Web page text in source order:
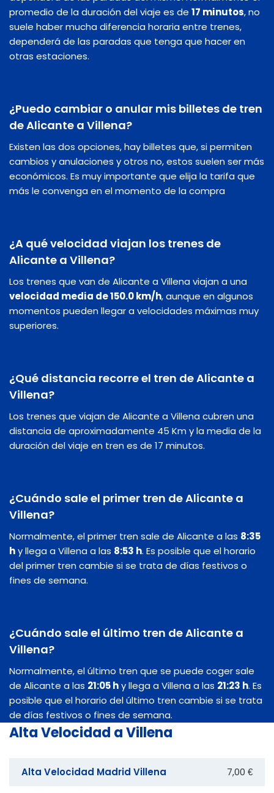
promedio de la duración del viaje es de 17 minutos, no
suele haber mucha diferencia horaria entre trenes,
dependerá de las paradas que tenga que hacer en
otras estaciones.
¿Puedo cambiar o anular mis billetes de tren
de Alicante a Villena?
Existen las dos opciones, hay billetes que, si permiten
cambios y anulaciones y otros no, estos suelen ser más
económicos. Es muy importante que elija la tarifa que
más le convenga en el momento de la compra
¿A qué velocidad viajan los trenes de
Alicante a Villena?
Los trenes que van de Alicante a Villena viajan a una
velocidad media de 150.0 km/h, aunque en algunos
momentos pueden llegar a velocidades máximas muy
superiores.
¿Qué distancia recorre el tren de Alicante a
Villena?
Los trenes que viajan de Alicante a Villena cubren una
distancia de aproximadamente 45 Km y la media de la
duración del viaje en tren es de 17 minutos.
¿Cuándo sale el primer tren de Alicante a
Villena?
Normalmente, el primer tren sale de Alicante a las 8:35
hy llega a Villena a las 8:53 h. Es posible que el horario
del primer tren cambie si se trata de días festivos o
fines de semana.
¿Cuándo sale el último tren de Alicante a
Villena?
Normalmente, el último tren que se puede coger sale
de Alicante a las 21:05 hy llega a Villena a las 21:23 h. Es
posible que el horario del último tren cambie si se trata
de días festivos o fines de semana.
Alta Velocidad a Villena
Alta Velocidad Madrid Villena 7,00 €